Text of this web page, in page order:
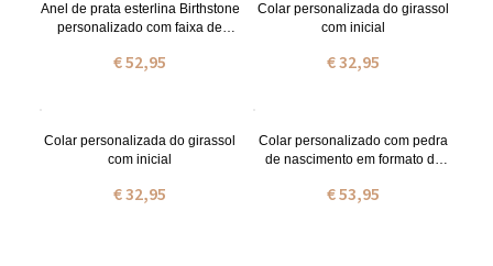
Anel de prata esterlina Birthstone
personalizado com faixa de
€ 52,95
Colar personalizada do girassol
com inicial
€ 32,95
Colar personalizada do girassol
com inicial
€ 32,95
Colar personalizado com pedra
de nascimento em formato de
€ 53,95